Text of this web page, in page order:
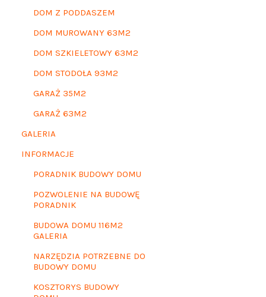
DOM Z PODDASZEM
DOM MUROWANY 63M2
DOM SZKIELETOWY 63M2
DOM STODOŁA 93M2
GARAŻ 35M2
GARAŻ 63M2
GALERIA
INFORMACJE
PORADNIK BUDOWY DOMU
POZWOLENIE NA BUDOWĘ
PORADNIK
BUDOWA DOMU 116M2
GALERIA
NARZĘDZIA POTRZEBNE DO
BUDOWY DOMU
KOSZTORYS BUDOWY